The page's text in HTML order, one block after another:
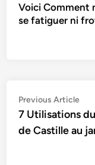
Voici Comment
se fatiguer ni
Navigation
de
l’article
Previous Article
7 Utilisations
de Castille au